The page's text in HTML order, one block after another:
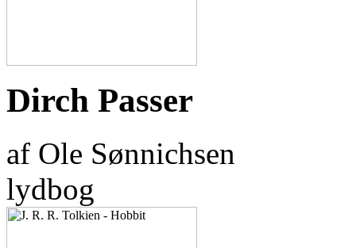
Dirch Passer
af Ole Sønnichsen
lydbog